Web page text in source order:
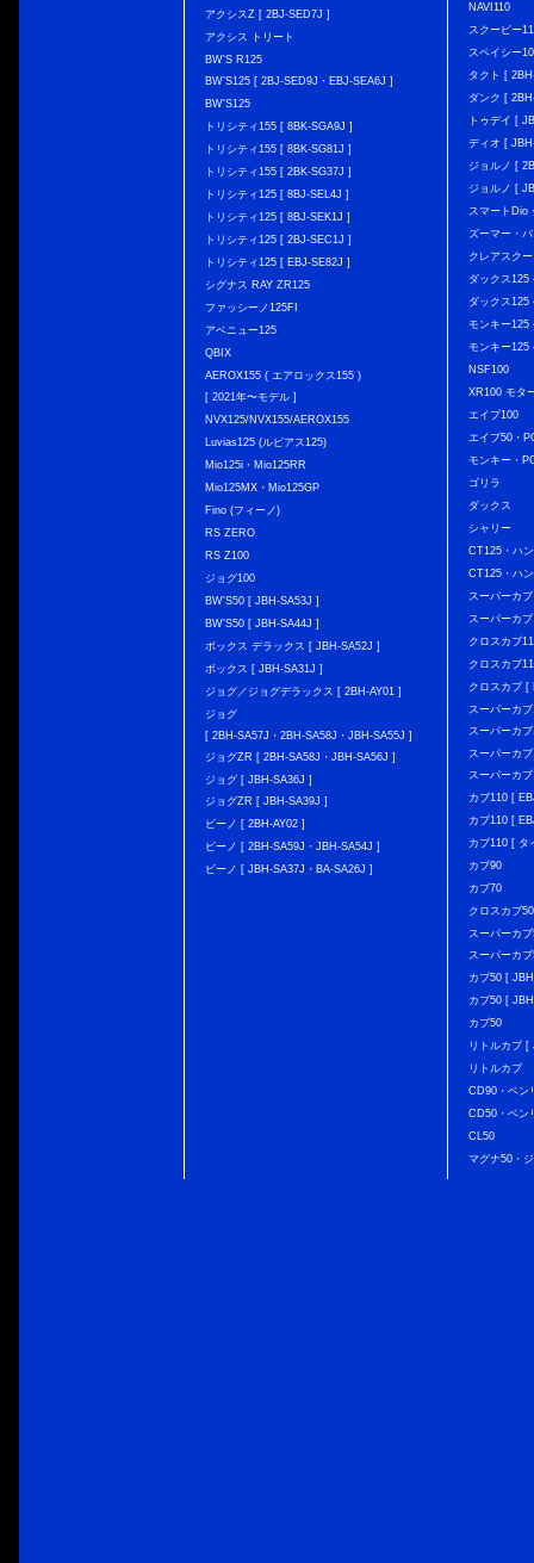
アクシスZ [ 2BJ-SED7J ]
アクシス トリート
BW'S R125
BW’S125 [ 2BJ-SED9J・EBJ-SEA6J ]
BW'S125
トリシティ155 [ 8BK-SGA9J ]
トリシティ155 [ 8BK-SG81J ]
トリシティ155 [ 2BK-SG37J ]
トリシティ125 [ 8BJ-SEL4J ]
トリシティ125 [ 8BJ-SEK1J ]
トリシティ125 [ 2BJ-SEC1J ]
トリシティ125 [ EBJ-SE82J ]
シグナス RAY ZR125
ファッシーノ125FI
アベニュー125
QBIX
AEROX155 ( エアロックス155 )
[ 2021年〜モデル ]
NVX125/NVX155/AEROX155
Luvias125 (ルビアス125)
Mio125i・Mio125RR
Mio125MX・Mio125GP
Fino (フィーノ)
RS ZERO
RS Z100
ジョグ100
BW'S50 [ JBH-SA53J ]
BW'S50 [ JBH-SA44J ]
ボックス デラックス [ JBH-SA52J ]
ボックス [ JBH-SA31J ]
ジョグ／ジョグデラックス [ 2BH-AY01 ]
ジョグ
[ 2BH-SA57J・2BH-SA58J・JBH-SA55J ]
ジョグZR [ 2BH-SA58J・JBH-SA56J ]
ジョグ [ JBH-SA36J ]
ジョグZR [ JBH-SA39J ]
ビーノ [ 2BH-AY02 ]
ビーノ [ 2BH-SA59J・JBH-SA54J ]
ビーノ [ JBH-SA37J・BA-SA26J ]
NAVI110
スクーピー
スペイシー
タクト [
ダンク [
トゥデイ [
ディオ [
ジョルノ [
ジョルノ [
スマートDio
ズーマー・
クレアスク
ダックス
ダックス
モンキー
モンキー125
NSF100
XR100 モタ
エイプ100
エイプ50・
モンキー・
ゴリラ
ダックス
シャリー
CT125・ハ
CT125・ハ
スーパーカ
スーパーカ
クロスカブ
クロスカブ
クロスカブ [
スーパーカ
スーパーカ
スーパーカ
スーパーカ
カブ110 [
カブ110 [
カブ110 [ タ
カブ90
カブ70
クロスカブ
スーパーカ
スーパーカ
カブ50 [
カブ50 [
カブ50
リトルカブ
リトルカブ
CD90・ベン
CD50・ベン
CL50
マグナ50・